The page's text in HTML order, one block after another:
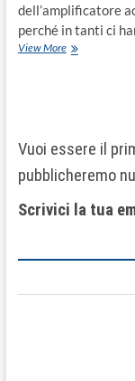
dell’amplificatore
perché in tanti ci
View More
Vuoi essere il
pubblicheremo
Scrivici la tua